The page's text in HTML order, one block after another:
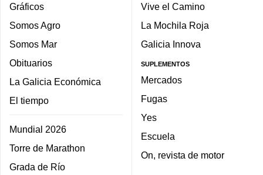
Gráficos
Somos Agro
Somos Mar
Obituarios
La Galicia Económica
El tiempo
Mundial 2026
Torre de Marathon
Grada de Río
Vive el Camino
La Mochila Roja
Galicia Innova
SUPLEMENTOS
Mercados
Fugas
Yes
Escuela
On, revista de motor